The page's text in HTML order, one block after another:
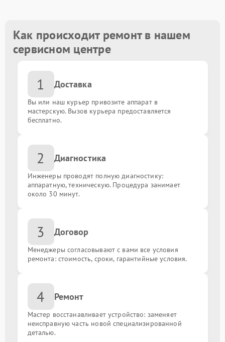
Сложный программный ремонт
Разблокировка устройства (с сохранением данных)
Разблокировать графический ключ
Обновление ПО с сохранением данных
Замена слота сим карты от 400.00 ₽
Ремонт / замена NFC модуля
Ремонт / замена гнезда зарядки от 1000.00 ₽
Замена пленки от 500.00 ₽
Сброс пароля
Замена задней крышки от 1000.00 ₽
Сброс до заводских настроек
Замена вибромотора
Замена процессора
Как происходит ремонт в нашем
сервисном центре
1 Доставка
Вы или наш курьер привозите аппарат в
мастерскую. Вызов курьера предоставляется
бесплатно.
2 Диагностика
Инженеры проводят полную диагностику:
аппаратную, техническую. Процедура занимает
около 30 минут.
3 Договор
Менеджеры согласовывают с вами все условия
ремонта: стоимость, сроки, гарантийные условия.
4 Ремонт
Мастер восстанавливает устройство: заменяет
неисправную часть новой специализированной
деталью.